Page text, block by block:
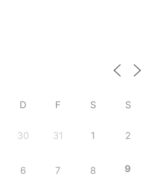
D F S S
30 31 1 2
6 7 8 9